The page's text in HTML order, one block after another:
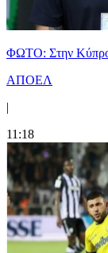
ΦΩΤΟ: Στην
ΑΠΟΕΛ
|
11:18